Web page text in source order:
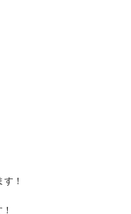
！